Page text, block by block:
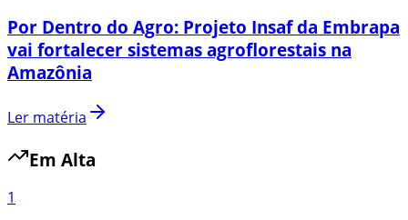
Por Dentro do Agro: Projeto Insaf da Embrapa
vai fortalecer sistemas agroflorestais na
Amazônia
Ler matéria
Em Alta
1